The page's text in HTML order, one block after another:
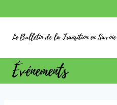
Le Bulletin de la Transition en Savoie
Événements